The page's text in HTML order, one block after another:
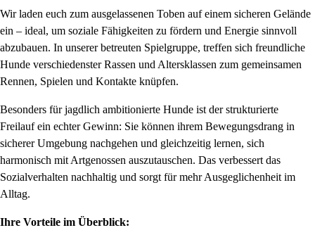
Wir laden euch zum ausgelassenen Toben auf einem sicheren Gelände
ein – ideal, um soziale Fähigkeiten zu fördern und Energie sinnvoll
abzubauen. In unserer betreuten Spielgruppe, treffen sich freundliche
Hunde verschiedenster Rassen und Altersklassen zum gemeinsamen
Rennen, Spielen und Kontakte knüpfen.
Besonders für jagdlich ambitionierte Hunde ist der strukturierte
Freilauf ein echter Gewinn: Sie können ihrem Bewegungsdrang in
sicherer Umgebung nachgehen und gleichzeitig lernen, sich
harmonisch mit Artgenossen auszutauschen. Das verbessert das
Sozialverhalten nachhaltig und sorgt für mehr Ausgeglichenheit im
Alltag.
Ihre Vorteile im Überblick: